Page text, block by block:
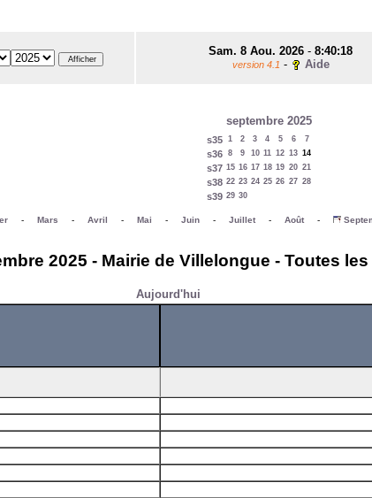
Sam. 8 Aou. 2026 - 8:40:18
version 4.1 - Aide
septembre 2025
s35 1 2 3 4 5 6 7
s36 8 9 10 11 12 13 14
s37 15 16 17 18 19 20 21
s38 22 23 24 25 26 27 28
s39 29 30
- Mars - Avril - Mai - Juin- Juillet- Août-
2025 - Mairie de Villelongue - Toutes
Aujourd'hui